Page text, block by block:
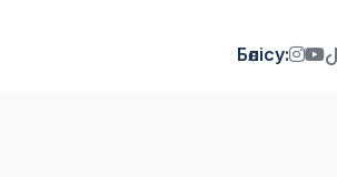
Бөлісу: